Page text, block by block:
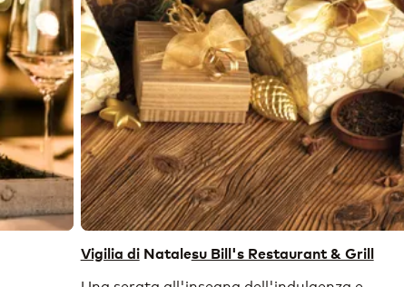
Vigilia diNatalesu Bill's Restaurant & Grill